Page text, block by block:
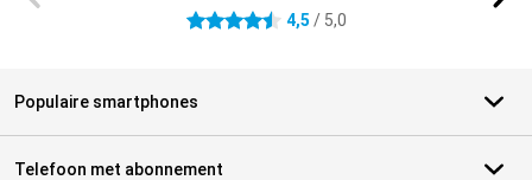
4.5 sterren 4,5 / 5,0
Populaire smartphones
Telefoon met abonnement